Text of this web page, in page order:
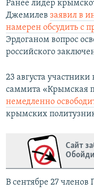
Ранее лидер
Джемилев заявил в
намерен обсудить с
Эрдоганом вопрос
российского
23 августа
саммита «Крымская
немедленно
крымских
Сайт
В сентябре 27